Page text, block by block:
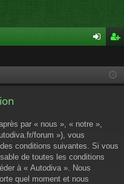
cri
par « nous », « notre »,
forum »), vous
conditions suivantes. Si vous
de toutes les conditions
à « Autodiva ». Nous
quel moment et nous